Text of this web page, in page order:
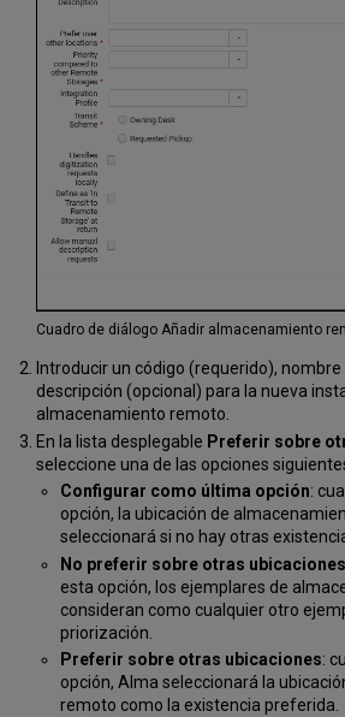
Cuadro de diálogo Añadir almacenamiento
Introducir un código (requerido),
descripción (opcional) para la nueva
almacenamiento remoto.
En la lista desplegable Preferir sobre
seleccione una de las opciones
Configurar como última opción:
opción, la ubicación de
seleccionará si no hay otras
No preferir sobre otras ubicaciones
esta opción, los ejemplares de
consideran como cualquier otro
priorización.
Preferir sobre otras ubicaciones:
opción, Alma seleccionará la
remoto como la existencia preferida.